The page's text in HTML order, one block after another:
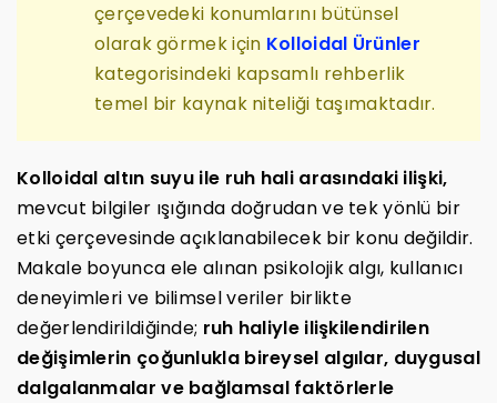
çerçevedeki konumlarını bütünsel
olarak görmek için Kolloidal Ürünler
kategorisindeki kapsamlı rehberlik
temel bir kaynak niteliği taşımaktadır.
Kolloidal altın suyu ile ruh hali arasındaki ilişki,
mevcut bilgiler ışığında doğrudan ve tek yönlü bir
etki çerçevesinde açıklanabilecek bir konu değildir.
Makale boyunca ele alınan psikolojik algı, kullanıcı
deneyimleri ve bilimsel veriler birlikte
değerlendirildiğinde; ruh haliyle ilişkilendirilen
değişimlerin çoğunlukla bireysel algılar, duygusal
dalgalanmalar ve bağlamsal faktörlerle